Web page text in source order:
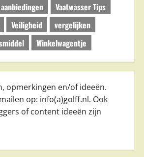
Vaatwasser Tips
Veiligheid
vergelijken
Winkelwagentje
opmerkingen en/of ideeën.
op: info(a)golff.nl. Ook
of content ideeën zijn